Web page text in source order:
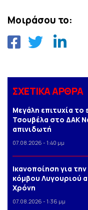
Μοιράσου το:
ΣΧΕΤΙΚΑ ΑΡΘΡΑ
Μεγάλη επιτυχία
Τσουβέλα στο ΔΑΚ
απινιδωτή
07.08.2026 - 1:40 μμ
Iκανοποίηση για
κόμβου Λυγουριού
Χρόνη
07.08.2026 - 1:36 μμ